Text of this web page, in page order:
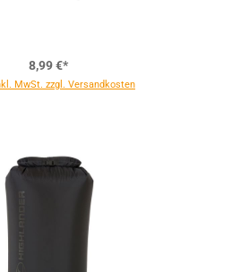
8,99 €*
MwSt. zzgl. Versandkosten